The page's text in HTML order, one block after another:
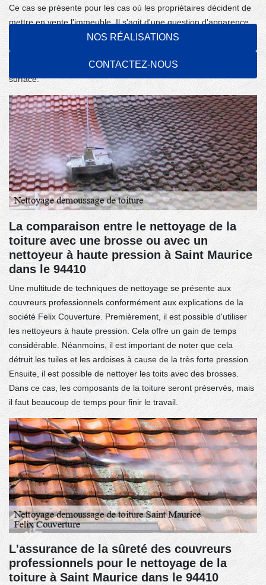
NOS RÉALISATIONS
CONTACTEZ-NOUS
Ce cas se présente pour les cas où les propriétaires décident de
mettre en vente l'immeuble. Il s'agit d'une question d'apparence.
En second lieu, l'efficacité des tuiles serait renforcée. Les tuiles
ne doivent pas être usées de manière prématurée. Pour finir, il
est important de soulever l'accroissement de l'étanchéité de la
surface.
La comparaison entre le nettoyage de la
toiture avec une brosse ou avec un
nettoyeur à haute pression à Saint Maurice
dans le 94410
Une multitude de techniques de nettoyage se présente aux
couvreurs professionnels conformément aux explications de la
société Felix Couverture. Premièrement, il est possible d'utiliser
les nettoyeurs à haute pression. Cela offre un gain de temps
considérable. Néanmoins, il est important de noter que cela
détruit les tuiles et les ardoises à cause de la très forte pression.
Ensuite, il est possible de nettoyer les toits avec des brosses.
Dans ce cas, les composants de la toiture seront préservés, mais
il faut beaucoup de temps pour finir le travail.
L'assurance de la sûreté des couvreurs
professionnels pour le nettoyage de la
toiture à Saint Maurice dans le 94410